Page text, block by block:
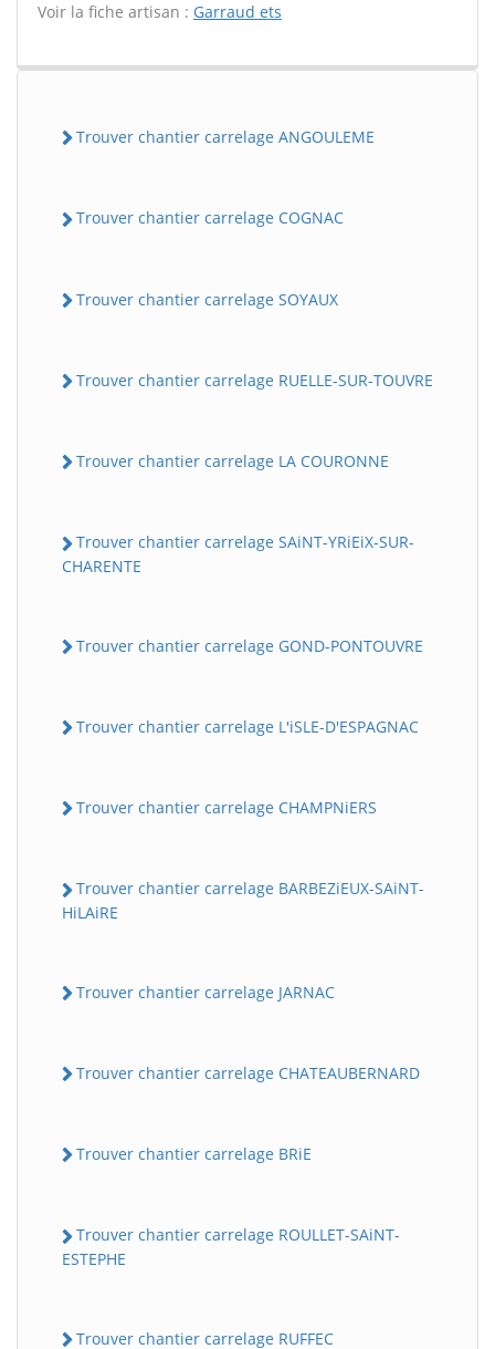
Voir la fiche artisan : Garraud ets
Trouver chantier carrelage ANGOULEME
Trouver chantier carrelage COGNAC
Trouver chantier carrelage SOYAUX
Trouver chantier carrelage RUELLE-SUR-TOUVRE
Trouver chantier carrelage LA COURONNE
Trouver chantier carrelage SAiNT-YRiEiX-SUR-
CHARENTE
Trouver chantier carrelage GOND-PONTOUVRE
Trouver chantier carrelage L'iSLE-D'ESPAGNAC
Trouver chantier carrelage CHAMPNiERS
Trouver chantier carrelage BARBEZiEUX-SAiNT-
HiLAiRE
Trouver chantier carrelage JARNAC
Trouver chantier carrelage CHATEAUBERNARD
Trouver chantier carrelage BRiE
Trouver chantier carrelage ROULLET-SAiNT-
ESTEPHE
Trouver chantier carrelage RUFFEC